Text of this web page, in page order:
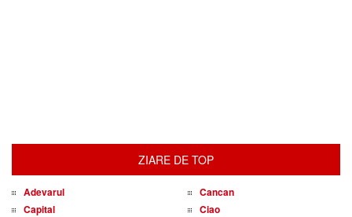
ZIARE DE TOP
Adevarul
Cancan
Capital
Ciao